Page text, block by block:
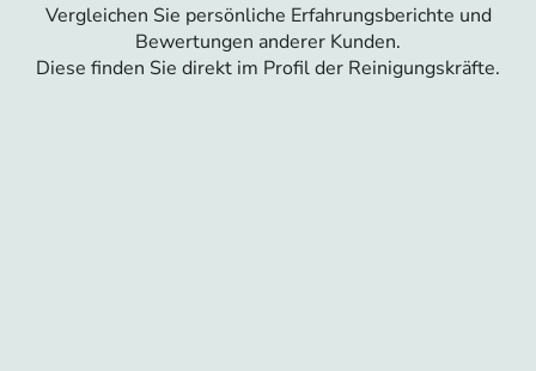
Vergleichen Sie persönliche Erfahrungsberichte und
Bewertungen anderer Kunden.
Diese finden Sie direkt im Profil der Reinigungskräfte.